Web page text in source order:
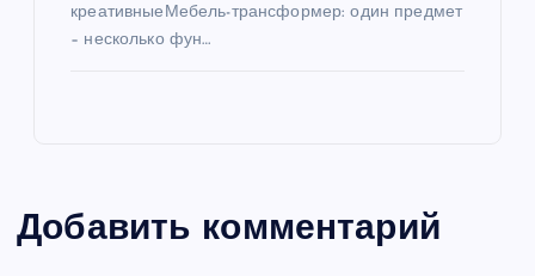
креативныеМебель-трансформер: один предмет
– несколько фун…
Добавить комментарий